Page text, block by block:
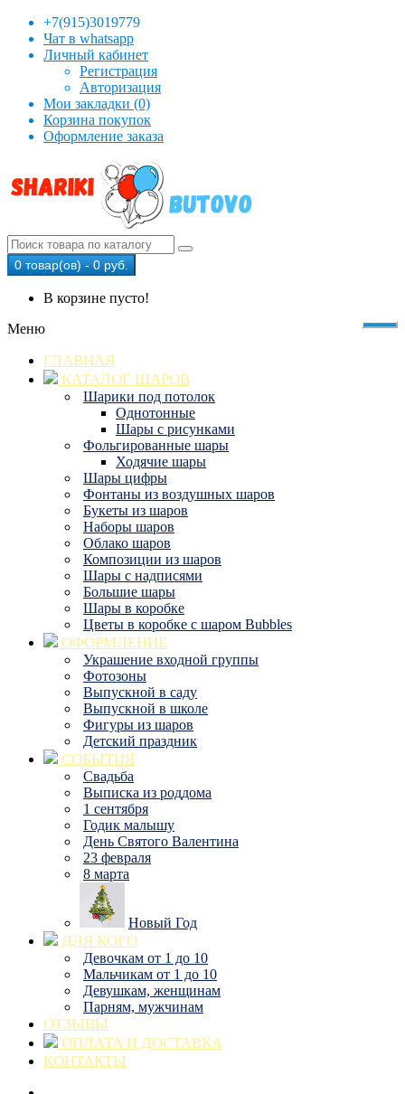
+7(915)3019779
Чат в whatsapp
Личный кабинет
Регистрация
Авторизация
Мои закладки (0)
Корзина покупок
Оформление заказа
0 товар(ов) - 0 руб.
В корзине пусто!
Меню
ГЛАВНАЯ
КАТАЛОГ ШАРОВ
Шарики под потолок
Однотонные
Шары с рисунками
Фольгированные шары
Ходячие шары
Шары цифры
Фонтаны из воздушных шаров
Букеты из шаров
Наборы шаров
Облако шаров
Композиции из шаров
Шары с надписями
Большие шары
Шары в коробке
Цветы в коробке с шаром Bubbles
ОФОРМЛЕНИЕ
Украшение входной группы
Фотозоны
Выпускной в саду
Выпускной в школе
Фигуры из шаров
Детский праздник
СОБЫТИЯ
Свадьба
Выписка из роддома
1 сентября
Годик малышу
День Святого Валентина
23 февраля
8 марта
Новый Год
ДЛЯ КОГО
Девочкам от 1 до 10
Мальчикам от 1 до 10
Девушкам, женщинам
Парням, мужчинам
ОТЗЫВЫ
ОПЛАТА И ДОСТАВКА
КОНТАКТЫ